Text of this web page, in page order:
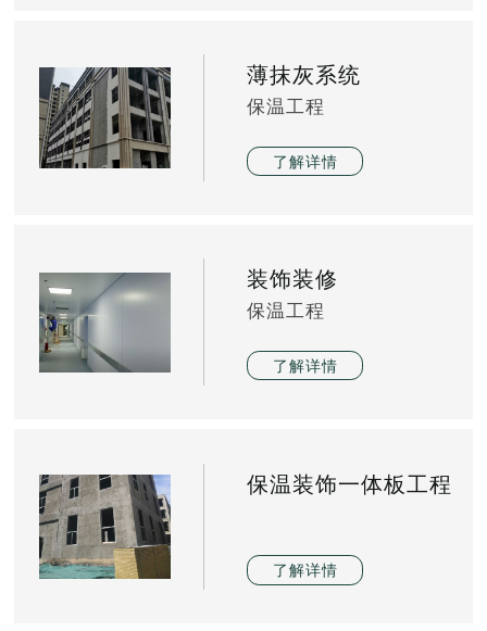
薄抹灰系统
保温工程
了解详情
装饰装修
保温工程
了解详情
保温装饰一体板工程
了解详情